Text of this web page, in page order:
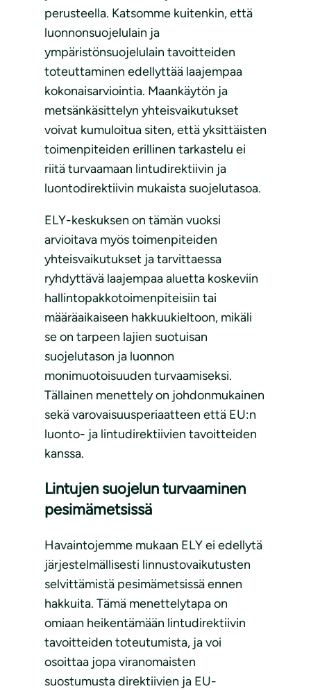
perusteella. Katsomme kuitenkin, että
luonnonsuojelulain ja
ympäristönsuojelulain tavoitteiden
toteuttaminen edellyttää laajempaa
kokonaisarviointia. Maankäytön ja
metsänkäsittelyn yhteisvaikutukset
voivat kumuloitua siten, että yksittäisten
toimenpiteiden erillinen tarkastelu ei
riitä turvaamaan lintudirektiivin ja
luontodirektiivin mukaista suojelutasoa.
ELY-keskuksen on tämän vuoksi
arvioitava myös toimenpiteiden
yhteisvaikutukset ja tarvittaessa
ryhdyttävä laajempaa aluetta koskeviin
hallintopakkotoimenpiteisiin tai
määräaikaiseen hakkuukieltoon, mikäli
se on tarpeen lajien suotuisan
suojelutason ja luonnon
monimuotoisuuden turvaamiseksi.
Tällainen menettely on johdonmukainen
sekä varovaisuusperiaatteen että EU:n
luonto- ja lintudirektiivien tavoitteiden
kanssa.
Lintujen suojelun turvaaminen
pesimämetsissä
Havaintojemme mukaan ELY ei edellytä
järjestelmällisesti linnustovaikutusten
selvittämistä pesimämetsissä ennen
hakkuita. Tämä menettelytapa on
omiaan heikentämään lintudirektiivin
tavoitteiden toteutumista, ja voi
osoittaa jopa viranomaisten
suostumusta direktiivien ja EU-